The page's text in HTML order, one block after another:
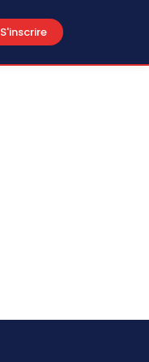
S'inscrire